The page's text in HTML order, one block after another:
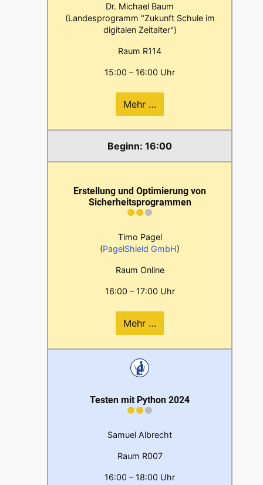
Dr. Michael Baum
(Landesprogramm "Zukunft Schule im
digitalen Zeitalter")
Raum R114
15:00 – 16:00 Uhr
Mehr …
16:00
Erstellung und Optimierung von
Sicherheitsprogrammen
Timo Pagel
(PagelShield GmbH)
Raum Online
16:00 – 17:00 Uhr
Mehr …
Testen mit Python 2024
Samuel Albrecht
Raum R007
16:00 – 18:00 Uhr